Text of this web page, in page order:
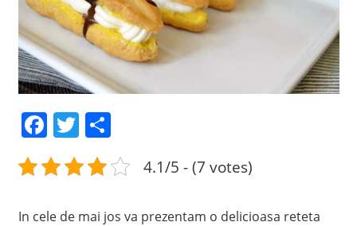
Facebook
Twitter
Share
4.1/5 - (7 votes)
In cele de mai jos va prezentam o delicioasa reteta